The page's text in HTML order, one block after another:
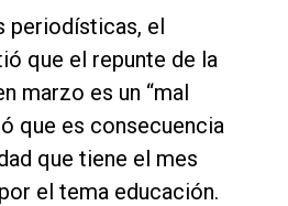
periodísticas, el
que el repunte de la
marzo es un “mal
que es consecuencia
que tiene el mes
el tema educación.